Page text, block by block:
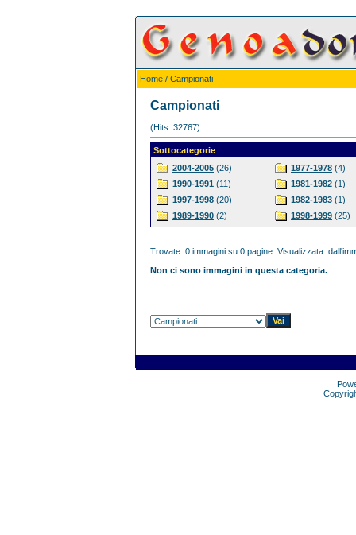
Home / Campionati
Campionati
(Hits: 32767)
Sottocategorie
2004-2005 (26)
1990-1991 (11)
1997-1998 (20)
1989-1990 (2)
1977-1978 (4)
1981-1982 (1)
1982-1983 (1)
1998-1999 (25)
Trovate: 0 immagini su 0 pagine. Visualizzata:
Non ci sono immagini in questa categoria.